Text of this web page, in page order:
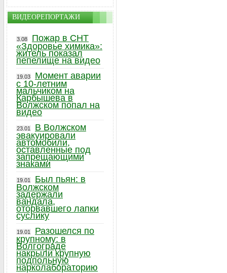
ВИДЕОРЕПОРТАЖИ
3.08
Пожар в СНТ
«Здоровье химика»:
житель показал
пепелище на видео
19.03
Момент аварии
с 10-летним
мальчиком на
Карбышева в
Волжском попал на
видео
23.01
В Волжском
эвакуировали
автомобили,
оставленные под
запрещающими
знаками
19.01
Был пьян: в
Волжском
задержали
вандала,
оторвавшего лапки
суслику
19.01
Разошелся по
крупному: в
Волгограде
накрыли крупную
подпольную
нарколабораторию